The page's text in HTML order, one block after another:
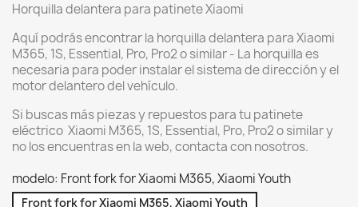
Horquilla delantera para patinete Xiaomi
Aquí podrás encontrar la horquilla delantera para Xiaomi
M365, 1S, Essential, Pro, Pro2 o similar - La horquilla es
necesaria para poder instalar el sistema de dirección y el
motor delantero del vehículo.
Si buscas más piezas y repuestos para tu patinete
eléctrico Xiaomi M365, 1S, Essential, Pro, Pro2 o similar y
no los encuentras en la web, contacta con nosotros.
modelo: Front fork for Xiaomi M365, Xiaomi Youth
Front fork for Xiaomi M365, Xiaomi Youth